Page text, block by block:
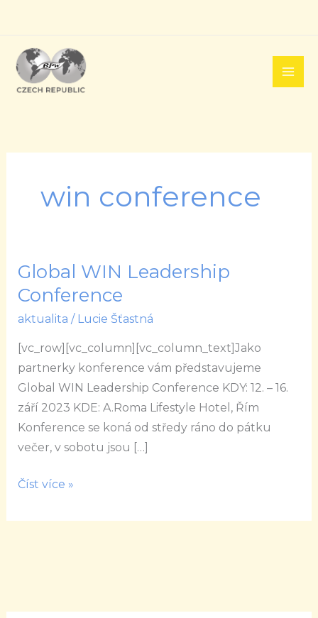
obsah
win conference
Global WIN Leadership
Conference
aktualita / Lucie Šťastná
[vc_row][vc_column][vc_column_text]Jako
partnerky konference vám představujeme
Global WIN Leadership Conference KDY: 12. – 16.
září 2023 KDE: A.Roma Lifestyle Hotel, Řím
Konference se koná od středy ráno do pátku
večer, v sobotu jsou […]
Global
WIN
Conference
Číst více »